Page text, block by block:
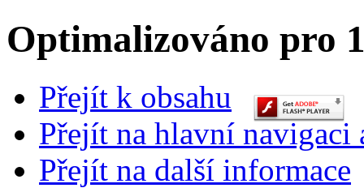
Optimalizováno pro
Přejít k obsahu
Přejít na hlavní navigaci
Přejít na další informace